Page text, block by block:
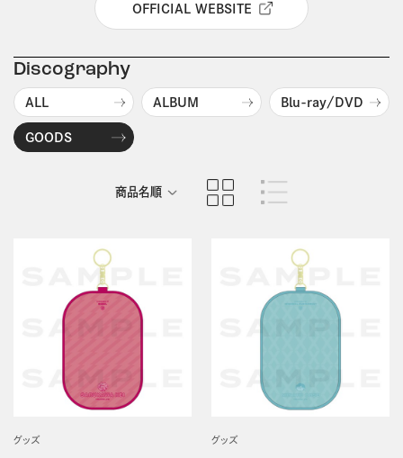
OFFICIAL WEBSITE
Discography
ALL ALBUM Blu-ray/DVD
GOODS
商品名順
グッズ グッズ